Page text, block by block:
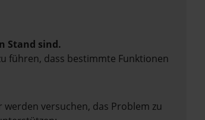
Stand sind.
führen, dass bestimmte Funktionen
versuchen, das Problem zu